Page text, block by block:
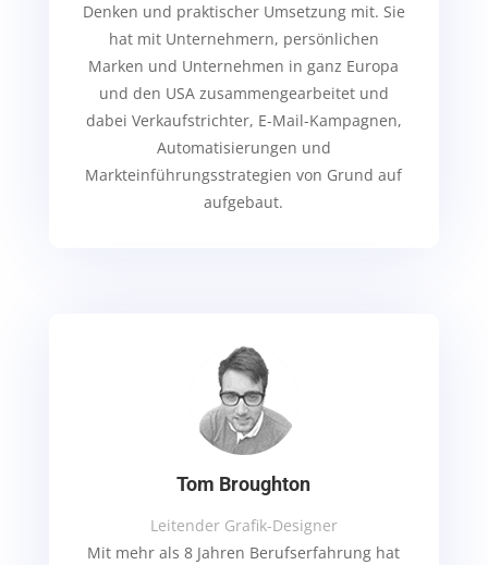
Denken und praktischer Umsetzung mit. Sie
hat mit Unternehmern, persönlichen
Marken und Unternehmen in ganz Europa
und den USA zusammengearbeitet und
dabei Verkaufstrichter, E-Mail-Kampagnen,
Automatisierungen und
Markteinführungsstrategien von Grund auf
aufgebaut.
Tom Broughton
Leitender Grafik-Designer
Mit mehr als 8 Jahren Berufserfahrung hat